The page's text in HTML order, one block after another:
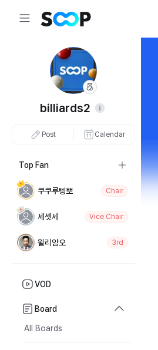
billiards2
Post Calendar
Top Fan
쿠쿠루삥뽀 Chair
세셋세 Vice Chair
윌리암오 3rd
VOD
Board
All Boards